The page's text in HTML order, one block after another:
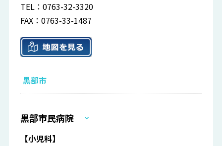
TEL：0763-32-3320
FAX：0763-33-1487
黒部市
黒部市民病院
【小児科】